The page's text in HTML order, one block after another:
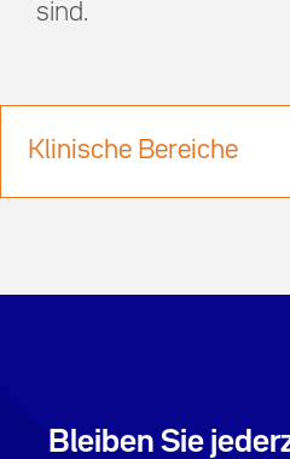
sind.
Klinische Bereiche
Bleiben Sie